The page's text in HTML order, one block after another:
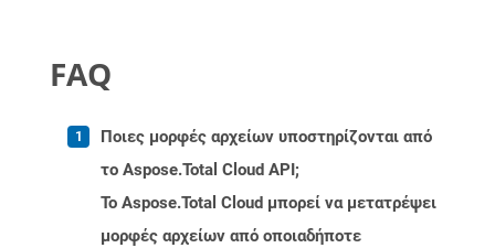
FAQ
Ποιες μορφές αρχείων υποστηρίζονται από
το Aspose.Total Cloud API;
Το Aspose.Total Cloud μπορεί να μετατρέψει
μορφές αρχείων από οποιαδήποτε